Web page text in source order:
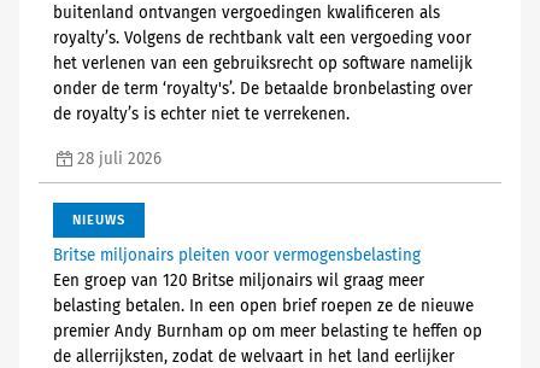
buitenland ontvangen vergoedingen kwalificeren als
royalty’s. Volgens de rechtbank valt een vergoeding voor
het verlenen van een gebruiksrecht op software namelijk
onder de term ‘royalty's’. De betaalde bronbelasting over
de royalty’s is echter niet te verrekenen.
28 juli 2026
NIEUWS
Britse miljonairs pleiten voor vermogensbelasting
Een groep van 120 Britse miljonairs wil graag meer
belasting betalen. In een open brief roepen ze de nieuwe
premier Andy Burnham op om meer belasting te heffen op
de allerrijksten, zodat de welvaart in het land eerlijker